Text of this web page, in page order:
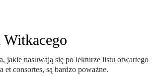
Witkacego
jakie nasuwają się po lekturze listu otwartego
et consortes, są bardzo poważne.